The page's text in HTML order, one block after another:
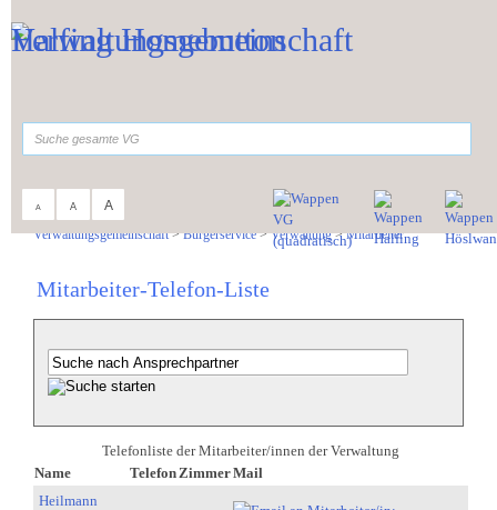
A A A
Verwaltungsgemeinschaft>Bürgerservice>Verwaltung>Mitarbeiter
Mitarbeiter-Telefon-Liste
Telefonliste der Mitarbeiter/innen der Verwaltung
Name
Telefon ZimmerMail
Heilmann